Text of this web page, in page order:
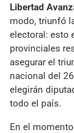
Libertad
modo, triunfó
electoral: esto
provinciales
asegurar el
nacional del
elegirán
todo el país.
En el